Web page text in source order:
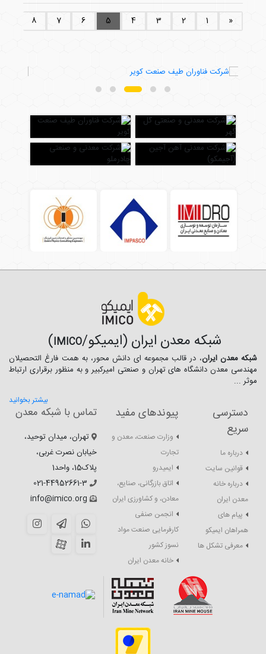
«
1
2
3
4
5
6
7
8
شبکه معدن ایران (ایمیکو/IMICO
)
شبکه معدن ایران، در قالب مجموعه ای دانش محور، به همت فارغ­ التحصیلان
مهندسی معدن دانشگاه ­های تهران و صنعتی امیرکبیر و به منظور برقراری ارتباط
موثر ...
بیشتر بخوانید
دسترسی
سریع
درباره ما
قوانین سایت
درباره خانه
معدن ایران
پیام های
همراهان ایمیکو
معرفی تشکل ها
پیوندهای مفید
وزارت صنعت، معدن و
تجارت
ایمیدرو
اتاق بازرگانی، صنایع،
معادن، و کشاورزی ایران
انجمن صنفی
کارفرمایی صنعت مواد
نسوز کشور
خانه معدن ایران
تماس با شبکه معدن
تهران، میدان توحید،
خیابان نصرت غربی،
پلاک15، واحد1
021-44952661-3
info@imico.org